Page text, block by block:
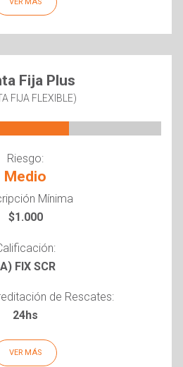
Fija Plus
FIJA FLEXIBLE)
Riesgo:
Medio
Mínima
$1.000
FIX SCR
de Rescates:
24hs
VER MÁS